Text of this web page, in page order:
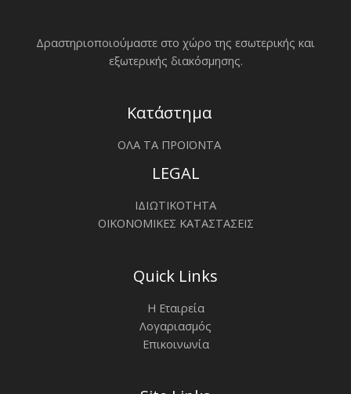
Δραστηριοποιoύμαστε στο χώρο της εσωτερικής και
εξωτερικής διακόσμησης.
Κατάστημα
ΟΛΑ ΤΑ ΠΡΟΪΟΝΤΑ
LEGAL
ΙΔΙΩΤΙΚΟΤΗΤΑ
ΟΙΚΟΝΟΜΙΚΕΣ ΚΑΤΑΣΤΑΣΕΙΣ
Quick Links
Η Εταιρεία
Λογαριασμός
Επικοινωνία